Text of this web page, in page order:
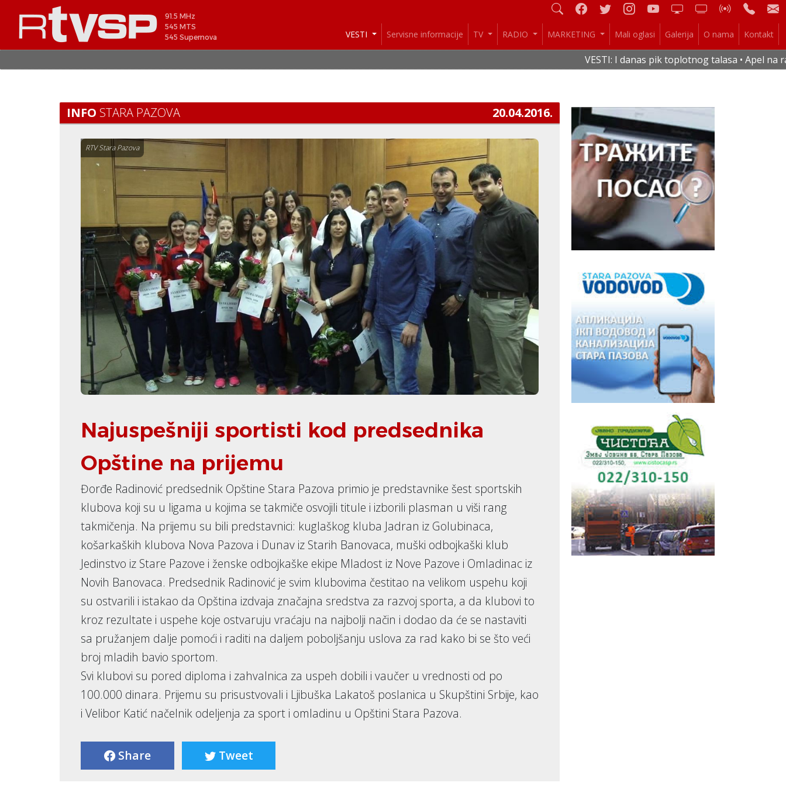
91.5 MHz
545 MTS
545 Supernova
VESTI Servisne informacije TV RADIO MARKETING Mali oglasi Galerija O nama Kontakt
VESTI: I danas pik toplotnog talasa • Apel na
INFO STARA PAZOVA 20.04.2016.
RTV Stara Pazova
Najuspešniji sportisti kod predsednika
Opštine na prijemu
Đorđe Radinović predsednik Opštine Stara Pazova primio je predstavnike šest sportskih
klubova koji su u ligama u kojima se takmiče osvojili titule i izborili plasman u viši rang
takmičenja. Na prijemu su bili predstavnici: kuglaškog kluba Jadran iz Golubinaca,
košarkaških klubova Nova Pazova i Dunav iz Starih Banovaca, muški odbojkaški klub
Jedinstvo iz Stare Pazove i ženske odbojkaške ekipe Mladost iz Nove Pazove i Omladinac iz
Novih Banovaca. Predsednik Radinović je svim klubovima čestitao na velikom uspehu koji
su ostvarili i istakao da Opština izdvaja značajna sredstva za razvoj sporta, a da klubovi to
kroz rezultate i uspehe koje ostvaruju vraćaju na najbolji način i dodao da će se nastaviti
sa pružanjem dalje pomoći i raditi na daljem poboljšanju uslova za rad kako bi se što veći
broj mladih bavio sportom.
Svi klubovi su pored diploma i zahvalnica za uspeh dobili i vaučer u vrednosti od po
100.000 dinara. Prijemu su prisustvovali i Ljibuška Lakatoš poslanica u Skupštini Srbije, kao
i Velibor Katić načelnik odeljenja za sport i omladinu u Opštini Stara Pazova.
Share Tweet